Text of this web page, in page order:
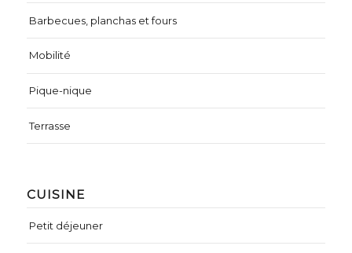
CUISINE
Petit déjeuner
Barbecues, planchas et fours
Mobilité
Pique-nique
Terrasse